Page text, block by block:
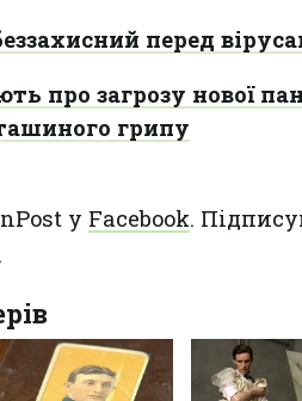
перед
про загрозу нової
грипу
у Facebook.
.